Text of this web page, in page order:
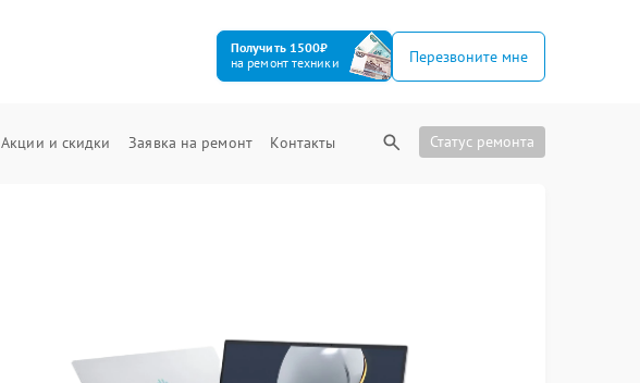
Получить 1500₽
на ремонт техники
Перезвоните мне
Акции и скидки Заявка на ремонт Контакты Статус ремонта